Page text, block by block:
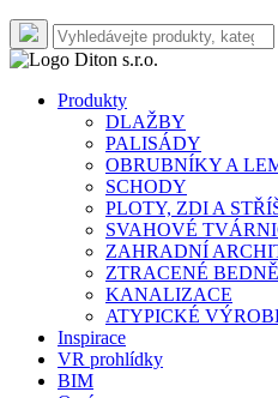
Produkty
DLAŽBY
PALISÁDY
OBRUBNÍKY A
SCHODY
PLOTY, ZDI A
SVAHOVÉ
ZAHRADNÍ
ZTRACENÉ
KANALIZACE
ATYPICKÉ
Inspirace
VR prohlídky
BIM